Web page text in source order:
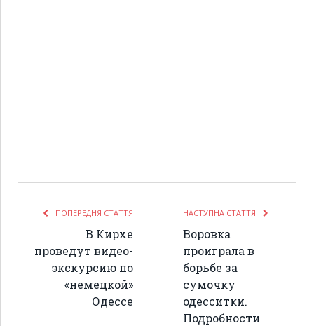
ПОПЕРЕДНЯ СТАТТЯ
В Кирхе
проведут видео-
экскурсию по
«немецкой»
Одессе
НАСТУПНА СТАТТЯ
Воровка
проиграла в
борьбе за
сумочку
одесситки.
Подробности